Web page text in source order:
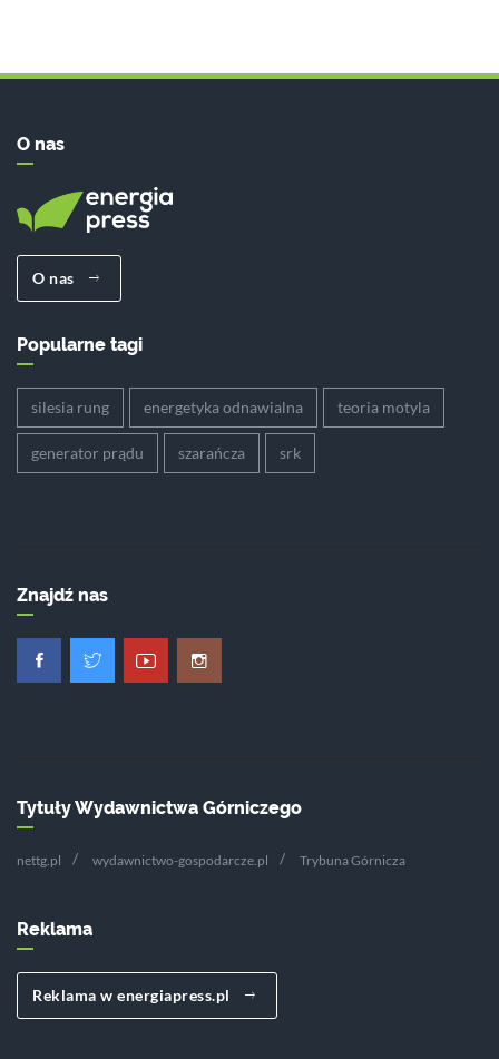
O nas
O nas
Popularne tagi
silesia rung energetyka odnawialna teoria motyla
generator prądu szarańcza srk
Znajdź nas
Tytuły Wydawnictwa Górniczego
nettg.pl wydawnictwo-gospodarcze.pl Trybuna Górnicza
Reklama
Reklama w energiapress.pl